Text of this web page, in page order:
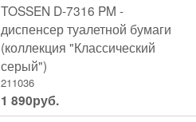
TOSSEN D-7316 PM -
диспенсер туалетной бумаги
(коллекция "Классический
серый")
211036
1 890руб.